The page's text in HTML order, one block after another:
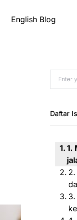
English Blog
Search
Daftar
1.